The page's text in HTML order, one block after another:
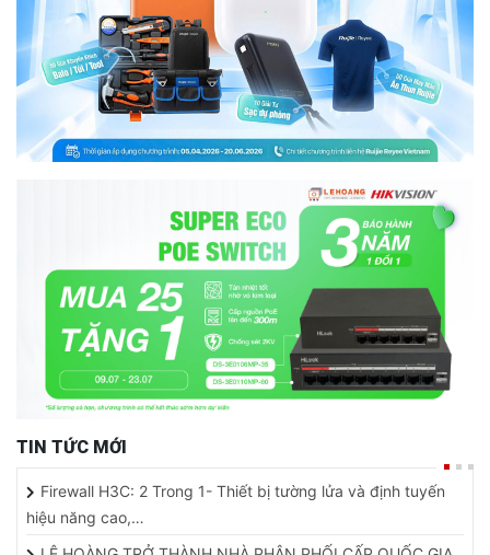
TIN TỨC MỚI
hiệu năng cao,…
LÊ HOÀNG TRỞ THÀNH NHÀ PHÂN PHỐI CẤP QUỐC GIA